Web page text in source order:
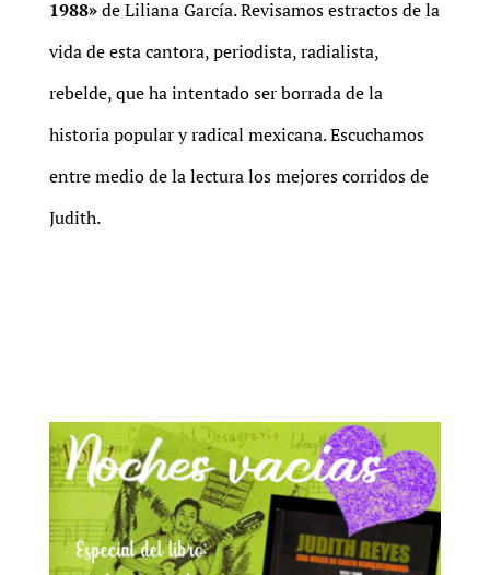
1988»de Liliana García. Revisamos estractos de la
vida de esta cantora, periodista, radialista,
rebelde, que ha intentado ser borrada de la
historia popular y radical mexicana. Escuchamos
entre medio de la lectura los mejores corridos de
Judith.